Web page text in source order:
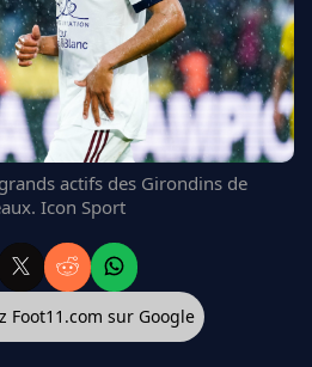
actifs des Girondins de
Icon Sport
Foot11.com sur Google